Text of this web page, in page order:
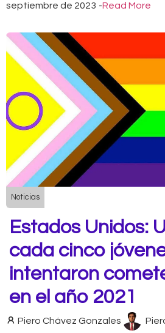
septiembre de 2023 -Read More
Noticias
Estados Unidos:
cada cinco
intentaron
en el año 2021
Piero Chávez Gonzales